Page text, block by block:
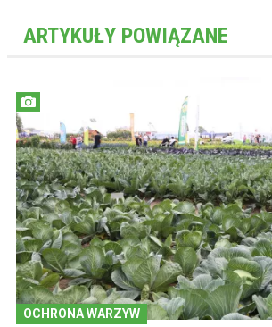
ARTYKUŁY POWIĄZANE
OCHRONA WARZYW